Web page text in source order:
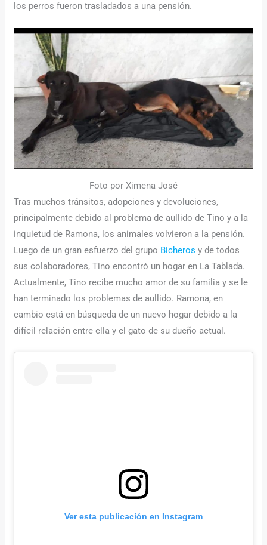
los perros fueron trasladados a una pensión.
Foto por Ximena José
Tras muchos tránsitos, adopciones y devoluciones,
principalmente debido al problema de aullido de Tino y a la
inquietud de Ramona, los animales volvieron a la pensión.
Luego de un gran esfuerzo del grupo Bicheros y de todos
sus colaboradores, Tino encontró un hogar en La Tablada.
Actualmente, Tino recibe mucho amor de su familia y se le
han terminado los problemas de aullido. Ramona, en
cambio está en búsqueda de un nuevo hogar debido a la
difícil relación entre ella y el gato de su dueño actual.
Ver esta publicación en Instagram